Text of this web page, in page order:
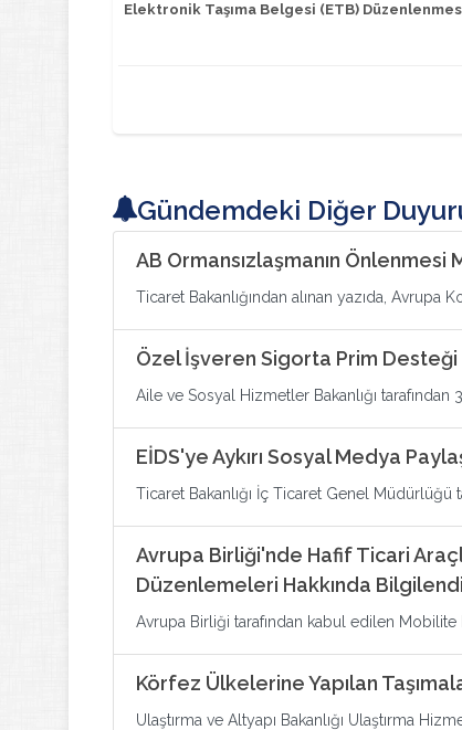
Elektronik Taşıma Belgesi (ETB)
Gündemdeki Diğer
AB Ormansızlaşmanın Önlenmesi
Ticaret Bakanlığından alınan yazıda, Avrupa
Özel İşveren Sigorta Prim Desteği
Aile ve Sosyal Hizmetler Bakanlığı tarafından
EİDS'ye Aykırı Sosyal Medya
Ticaret Bakanlığı İç Ticaret Genel Müdürlüğü
Avrupa Birliği'nde Hafif Ticari
Düzenlemeleri Hakkında
Avrupa Birliği tarafından kabul edilen Mobilite
Körfez Ülkelerine Yapılan
Ulaştırma ve Altyapı Bakanlığı Ulaştırma